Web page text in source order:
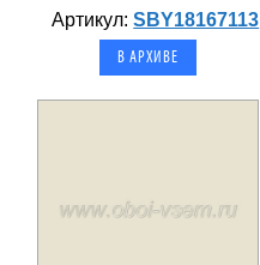
Артикул:SBY18167113
В АРХИВЕ